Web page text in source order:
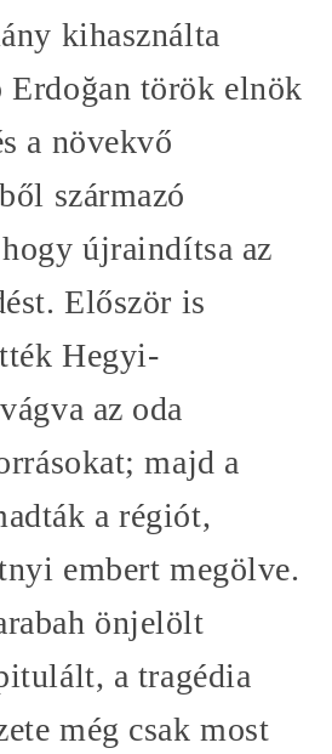
kihasználta
Erdoğan török elnök
a növekvő
származó
újraindítsa az
Először is
Hegyi-
az oda
majd a
a régiót,
embert megölve.
önjelölt
a tragédia
még csak most